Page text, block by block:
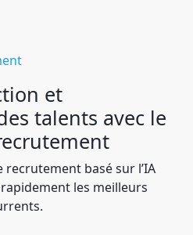
et
talents avec le
basé sur l’IA
les meilleurs